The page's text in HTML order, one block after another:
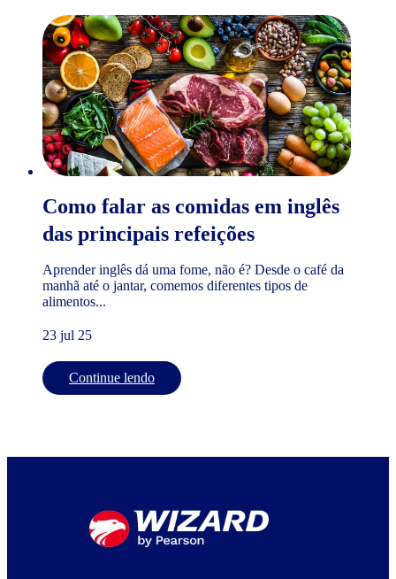
Como falar as comidas em inglês
das principais refeições
Aprender inglês dá uma fome, não é? Desde o café da
manhã até o jantar, comemos diferentes tipos de
alimentos...
23 jul 25
Continue lendo